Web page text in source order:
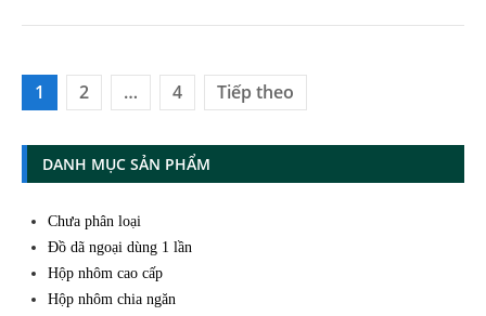
Phân
bài
1 2 … 4 Tiếp theo
DANH MỤC SẢN PHẨM
Chưa phân loại
Đồ dã ngoại dùng 1 lần
Hộp nhôm cao cấp
Hộp nhôm chia ngăn